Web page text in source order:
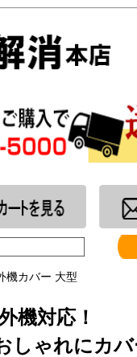
機カバー 大型
機対応！
しゃれにカバ